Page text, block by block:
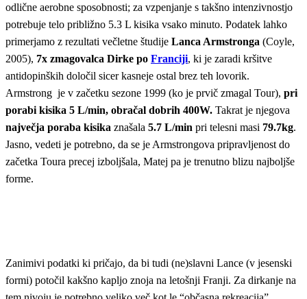
odlične aerobne sposobnosti; za vzpenjanje s takšno intenzivnostjo
potrebuje telo približno 5.3 L kisika vsako minuto. Podatek lahko
primerjamo z rezultati večletne študije Lanca Armstronga (Coyle,
2005), 7x zmagovalca Dirke po Franciji, ki je zaradi kršitve
antidopinških določil sicer kasneje ostal brez teh lovorik.
Armstrong je v začetku sezone 1999 (ko je prvič zmagal Tour), pri
porabi kisika 5 L/min, obračal dobrih 400W. Takrat je njegova
največja poraba kisika znašala 5.7 L/min pri telesni masi 79.7kg.
Jasno, vedeti je potrebno, da se je Armstrongova pripravljenost do
začetka Toura precej izboljšala, Matej pa je trenutno blizu najboljše
forme.
Zanimivi podatki ki pričajo, da bi tudi (ne)slavni Lance (v jesenski
formi) potočil kakšno kapljo znoja na letošnji Franji. Za dirkanje na